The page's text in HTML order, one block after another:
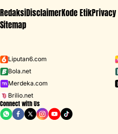
Iklan - Scroll ke
RedaksiDisclaimerKode Etik
Sitemap
Liputan6.com
Bola.net
Merdeka.com
Brilio.net
Connect with Us
D ACADEMY 8 Raisa